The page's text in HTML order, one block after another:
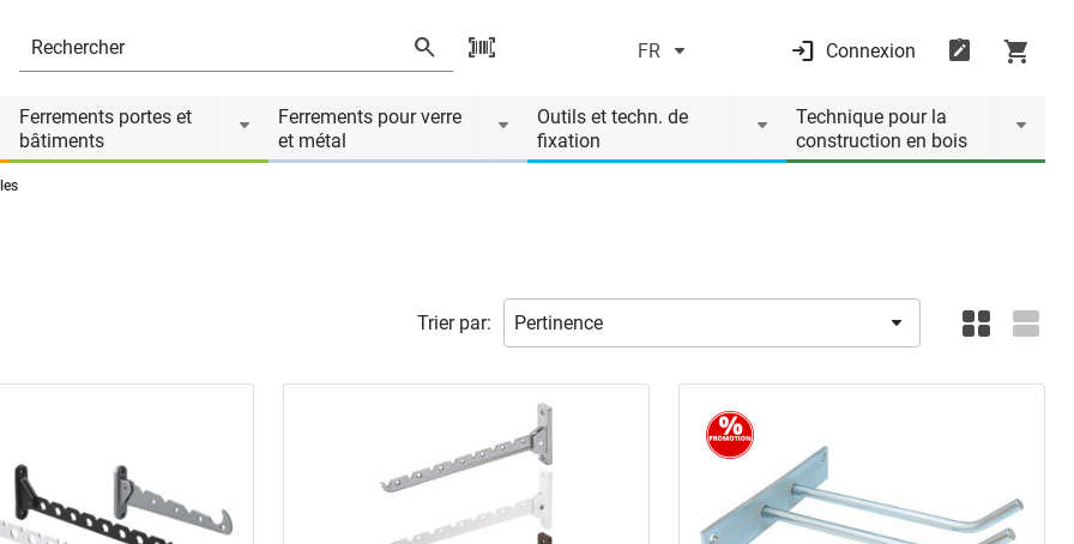
FR Connexion
Ferrements portes et
bâtiments
Ferrements pour verre
et métal
Outils et techn. de
fixation
Technique pour la
construction en bois
Trier par: